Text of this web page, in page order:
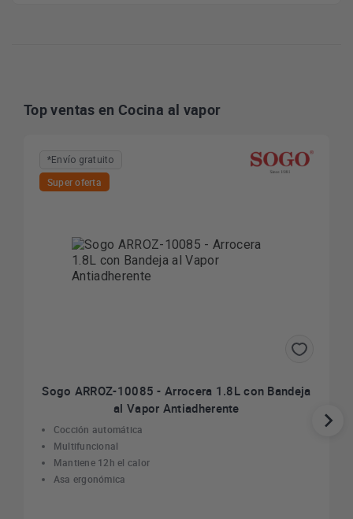
Top ventas en Cocina al vapor
*Envío gratuito
Super oferta
Sogo ARROZ-10085 - Arrocera 1.8L con Bandeja
al Vapor Antiadherente
Cocción automática
Multifuncional
Mantiene 12h el calor
Asa ergonómica